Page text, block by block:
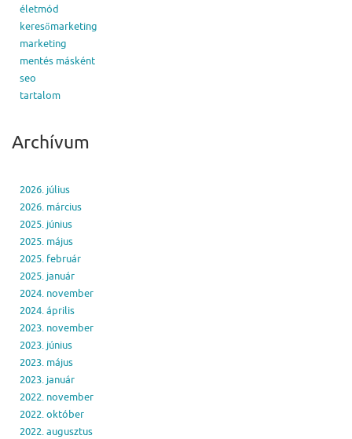
életmód
keresőmarketing
marketing
mentés másként
seo
tartalom
Archívum
2026. július
2026. március
2025. június
2025. május
2025. február
2025. január
2024. november
2024. április
2023. november
2023. június
2023. május
2023. január
2022. november
2022. október
2022. augusztus